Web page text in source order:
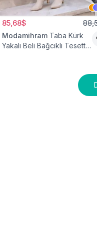
85,68$
Modamihram Taba Kürk
Yakalı Beli Bağcıklı Tesettür